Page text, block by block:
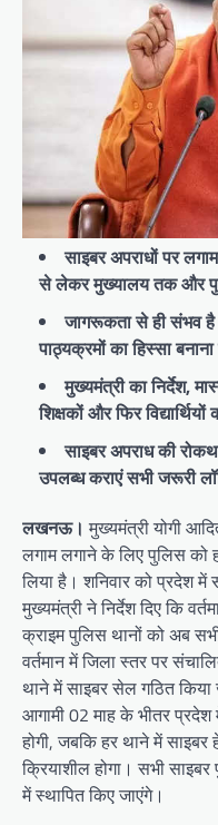
साइबर अपराधों पर
से लेकर मुख्यालय तक और
जागरूकता से ही संभव है
पाठ्यक्रमों का हिस्सा
मुख्यमंत्री का निर्देश,
शिक्षकों और फिर
साइबर अपराध की
उपलब्ध कराएं सभी जरूरी
लखनऊ। मुख्यमंत्री योगी
लगाम लगाने के लिए पुलिस को
लिया है। शनिवार को प्रदेश में
मुख्यमंत्री ने निर्देश दिए कि
क्राइम पुलिस थानों को अब
वर्तमान में जिला स्तर पर
थाने में साइबर सेल गठित
आगामी 02 माह के भीतर प्रदेश
होगी, जबकि हर थाने में
क्रियाशील होगा। सभी
में स्थापित किए जाएंगे।